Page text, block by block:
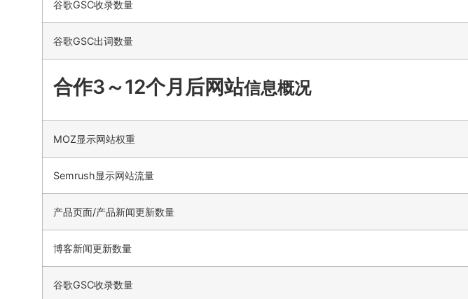
谷歌GSC收录数量
谷歌GSC出词数量
合作3～12个月后网站信息概况
MOZ显示网站权重
Semrush显示网站流量
产品页面/产品新闻更新数量
博客新闻更新数量
谷歌GSC收录数量